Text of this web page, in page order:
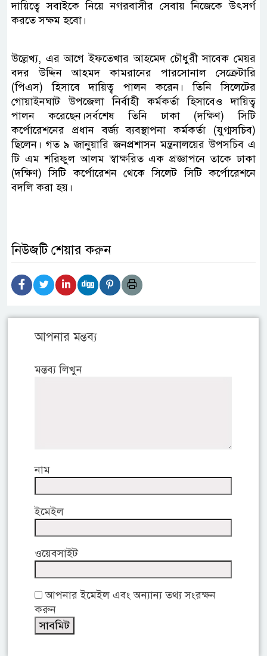
দায়িত্বে সবাইকে নিয়ে নগরবাসীর সেবায় নিজেকে উৎসর্গ
করতে সক্ষম হবো।
উল্লেখ্য, এর আগে ইফতেখার আহমেদ চৌধুরী সাবেক মেয়র
বদর উদ্দিন আহমদ কামরানের পারসোনাল সেক্রেটারি
(পিএস) হিসাবে দায়িত্ব পালন করেন। তিনি সিলেটের
গোয়াইনঘাট উপজেলা নির্বাহী কর্মকর্তা হিসাবেও দায়িত্ব
পালন করেছেন।সর্বশেষ তিনি ঢাকা (দক্ষিণ) সিটি
কর্পোরেশনের প্রধান বর্জ্য ব্যবস্থাপনা কর্মকর্তা (যুগ্মসচিব)
ছিলেন। গত ৯ জানুয়ারি জনপ্রশাসন মন্ত্রনালয়ের উপসচিব এ
টি এম শরিফুল আলম স্বাক্ষরিত এক প্রজ্ঞাপনে তাকে ঢাকা
(দক্ষিণ) সিটি কর্পোরেশন থেকে সিলেট সিটি কর্পোরেশনে
বদলি করা হয়।
নিউজটি শেয়ার করুন
আপনার মন্তব্য
মন্তব্য লিখুন
নাম
ইমেইল
ওয়েবসাইট
আপনার ইমেইল এবং অন্যান্য তথ্য সংরক্ষন
করুন